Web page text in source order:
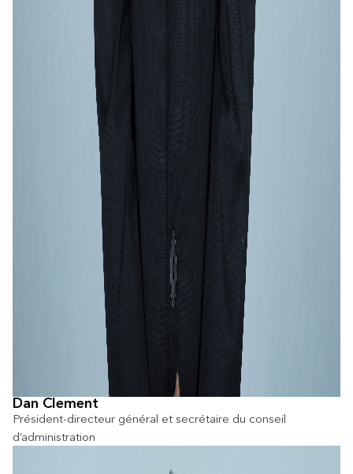
Dan Clement
Président-directeur général et secrétaire du conseil
d’administration